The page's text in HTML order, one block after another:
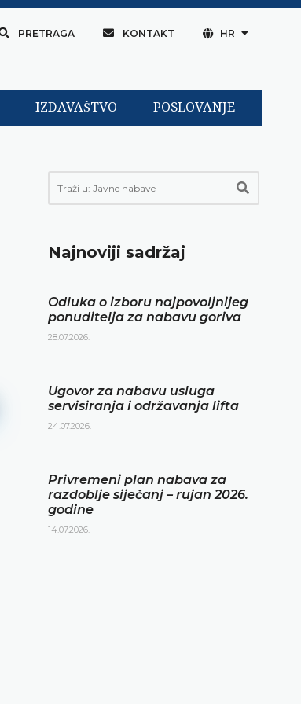
PRETRAGA KONTAKT HR
IZDAVAŠTVO POSLOVANJE
Privremeni plan nabava za
siječanj – rujan 2026. godine
14.07.2026.
Najnoviji sadržaj
Odluka o izboru najpovoljnijeg
ponuditelja za nabavu goriva
28.07.2026.
Ugovor za nabavu usluga
servisiranja i održavanja lifta
24.07.2026.
Privremeni plan nabava za
razdoblje siječanj – rujan 2026.
godine
14.07.2026.